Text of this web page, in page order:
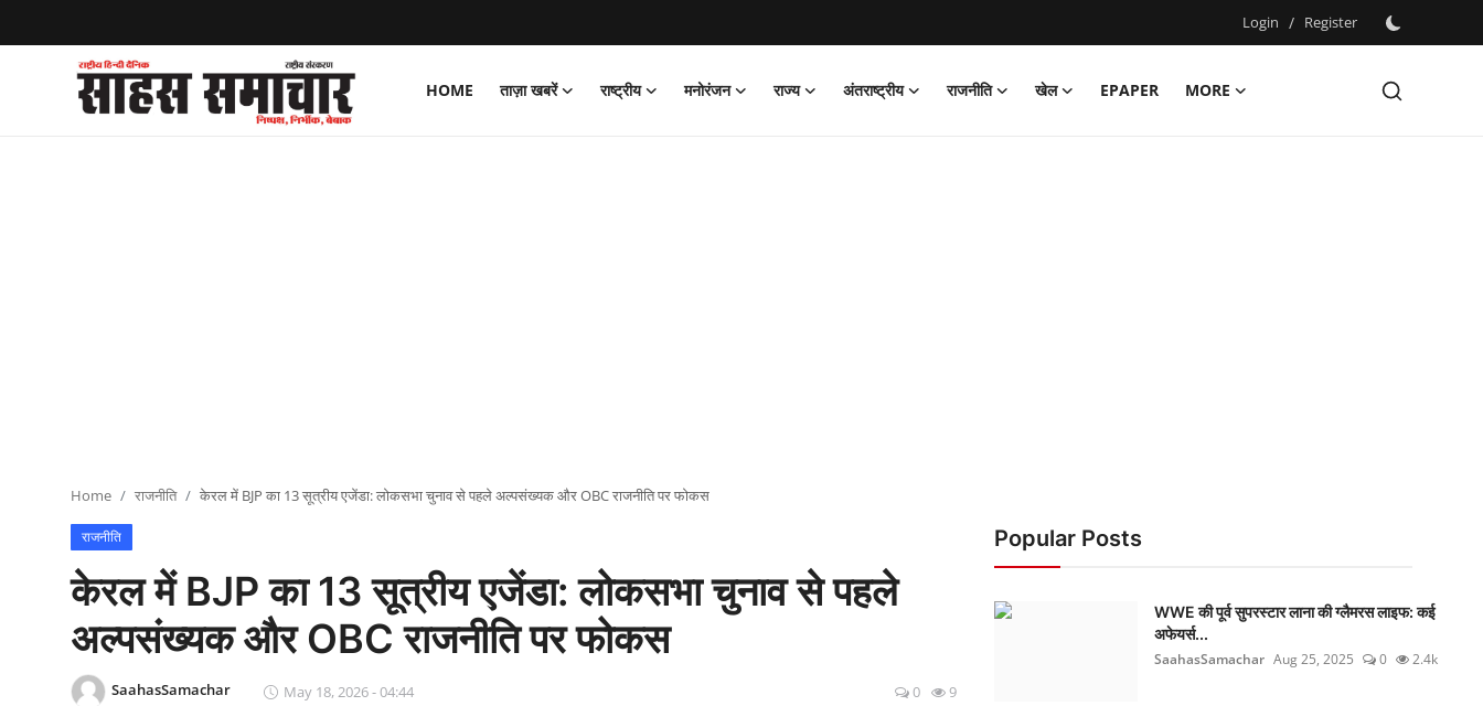
Login / Register
HOME ताज़ा खबरें राष्ट्रीय मनोरंजन राज्य अंतराष्ट्रीय राजनीति खेल EPAPER
MORE
Register
Home राजनीति केरल में BJP का 13 सूत्रीय एजेंडा: लोकसभा चुनाव से पहले अल्पसंख्यक और OBC राजनीति पर फोकस
राजनीति
केरल में BJP का 13 सूत्रीय एजेंडा: लोकसभा चुनाव से पहले
अल्पसंख्यक और OBC राजनीति पर फोकस
SaahasSamachar May 18, 2026 - 04:44 0 9
Popular Posts
WWE की पूर्व सुपरस्टार लाना की ग्लैमरस लाइफ: कई
अफेयर्स...
SaahasSamachar Aug 25, 2025 0 2.4k